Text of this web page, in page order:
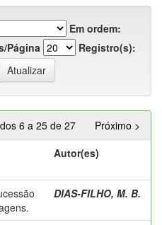
Em ordem:
Página
Registro(s):
6 a 25 de 27
Próximo >
Autor(es)
DIAS-FILHO, M. B.